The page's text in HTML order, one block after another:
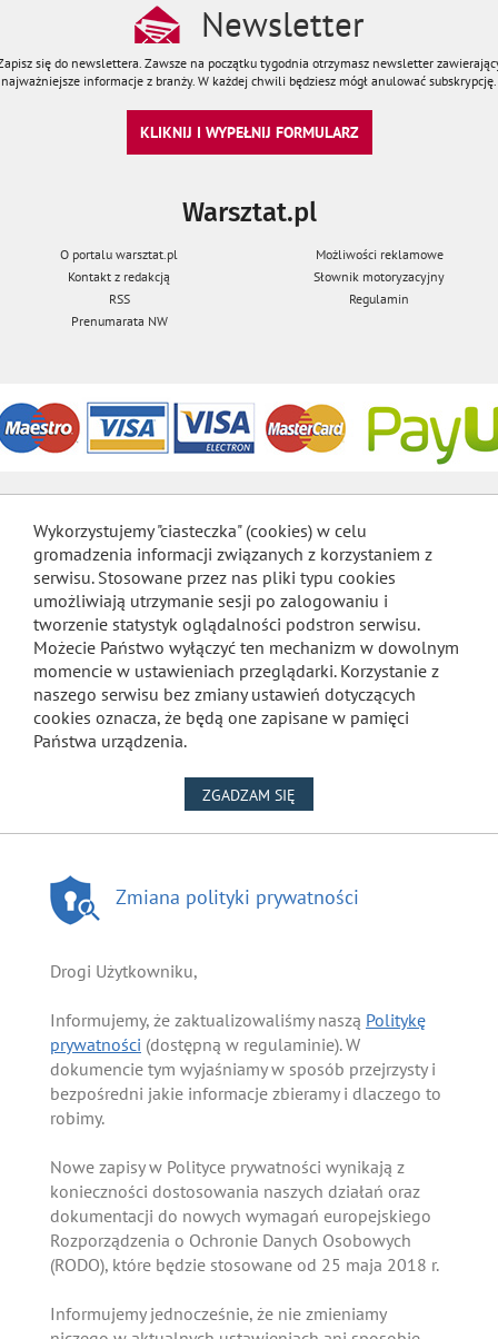
Newsletter
się do newslettera. Zawsze na początku tygodnia otrzymasz newsletter
najważniejsze informacje z branży. W każdej chwili będziesz mógł anulować subskrypcję.
KLIKNIJ I WYPEŁNIJ FORMULARZ
Warsztat.pl
O portalu warsztat.pl
Możliwości reklamowe
Kontakt z redakcją
Słownik motoryzacyjny
RSS
Regulamin
Prenumarata NW
Wykorzystujemy "ciasteczka" (cookies) w celu
gromadzenia informacji związanych z korzystaniem z
serwisu. Stosowane przez nas pliki typu cookies
umożliwiają utrzymanie sesji po zalogowaniu i
tworzenie statystyk oglądalności podstron serwisu.
Możecie Państwo wyłączyć ten mechanizm w dowolnym
momencie w ustawieniach przeglądarki. Korzystanie z
naszego serwisu bez zmiany ustawień dotyczących
cookies oznacza, że będą one zapisane w pamięci
Państwa urządzenia.
ZGADZAM SIĘ
Zmiana polityki prywatności
Drogi Użytkowniku,
Informujemy, że zaktualizowaliśmy naszą Politykę
prywatności (dostępną w regulaminie). W
dokumencie tym wyjaśniamy w sposób przejrzysty i
bezpośredni jakie informacje zbieramy i dlaczego to
robimy.
Nowe zapisy w Polityce prywatności wynikają z
konieczności dostosowania naszych działań oraz
dokumentacji do nowych wymagań europejskiego
Rozporządzenia o Ochronie Danych Osobowych
(RODO), które będzie stosowane od 25 maja 2018 r.
Informujemy jednocześnie, że nie zmieniamy